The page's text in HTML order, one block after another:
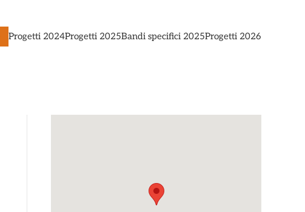
Progetti 2024Progetti 2025Bandi specifici 2025Progetti 2026